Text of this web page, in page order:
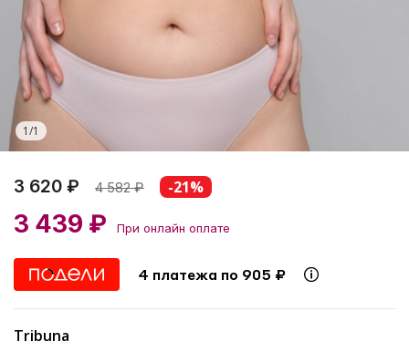
1/1
3 620 ₽ 4 582₽ -21%
3 439 ₽ При онлайн оплате
4 платежа по 905 ₽
Tribuna